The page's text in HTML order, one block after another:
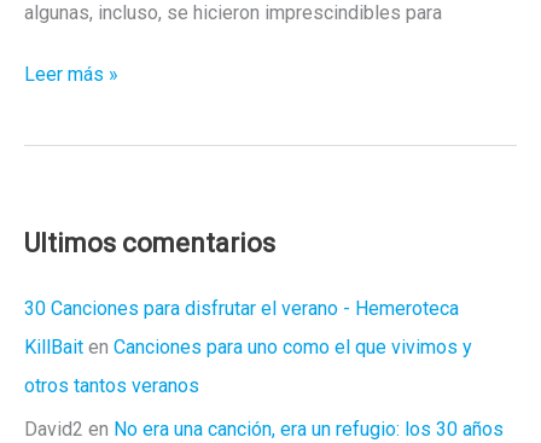
algunas, incluso, se hicieron imprescindibles para
Diez
no
entraron
a
primera
Leer más »
Ultimos comentarios
30 Canciones para disfrutar el verano - Hemeroteca
KillBait en Canciones para uno como el que vivimos y
otros tantos veranos
David2 en No era una canción, era un refugio: los 30 años